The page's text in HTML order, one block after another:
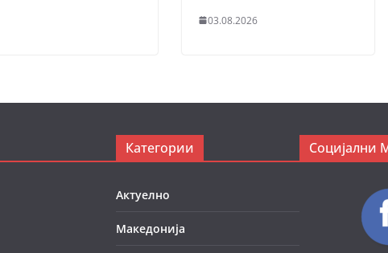
03.08.2026
Категории
Актуелно
Македонија
Социјални